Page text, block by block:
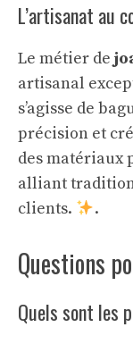
L’artisanat au
Le métier de
artisanal
s’agisse de
précision et
des matériaux
alliant
clients.
.
Questions
Quels sont les